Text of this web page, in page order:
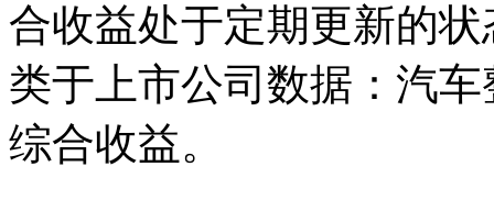
合收益处于定期更新的
类于上市公司数据：汽
综合收益。